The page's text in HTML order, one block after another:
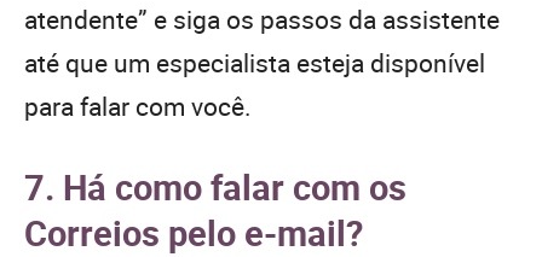
atendente” e siga os passos da assistente
até que um especialista esteja disponível
para falar com você.
7. Há como falar com os
Correios pelo e-mail?